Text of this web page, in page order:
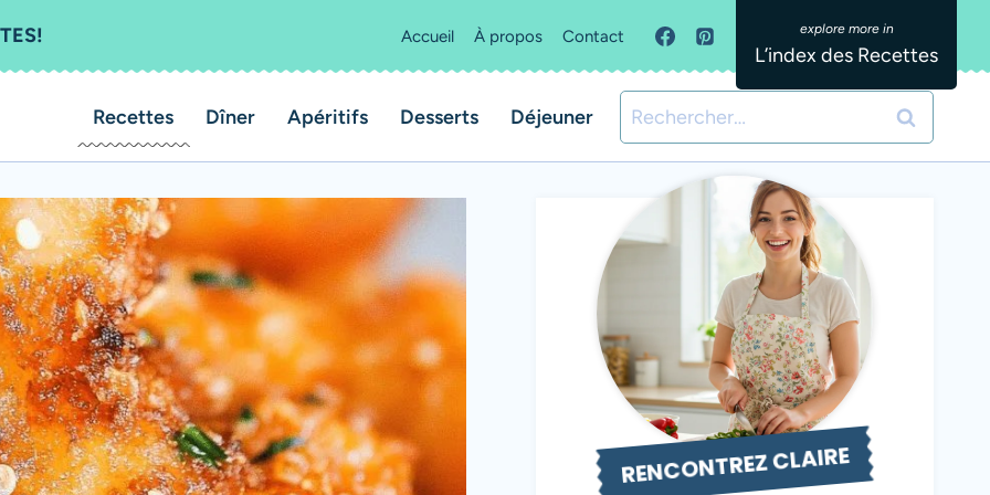
Accueil À propos Contact
L’index des Recettes
Recettes Dîner Apéritifs Desserts Déjeuner Rechercher :
RENCONTREZ CLAIRE